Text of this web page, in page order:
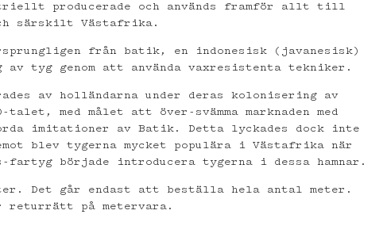
producerade och används framför allt till
särskilt Västafrika.
från batik, en indonesisk (javanesisk)
av tyg genom att använda vaxresistenta tekniker.
av holländarna under deras kolonisering av
talet, med målet att över-svämma marknaden med
imitationer av Batik. Detta lyckades dock inte
blev tygerna mycket populära i Västafrika när
fartyg började introducera tygerna i dessa hamnar.
Det går endast att beställa hela antal meter.
returrätt på metervara.